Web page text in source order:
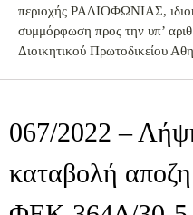
περιοχής ΡΑΔΙΟΦΩΝΙΑΣ,
συμμόρφωση προς την υπ’
Διοικητικού Πρωτοδικείου
067/2022 –
καταβολή